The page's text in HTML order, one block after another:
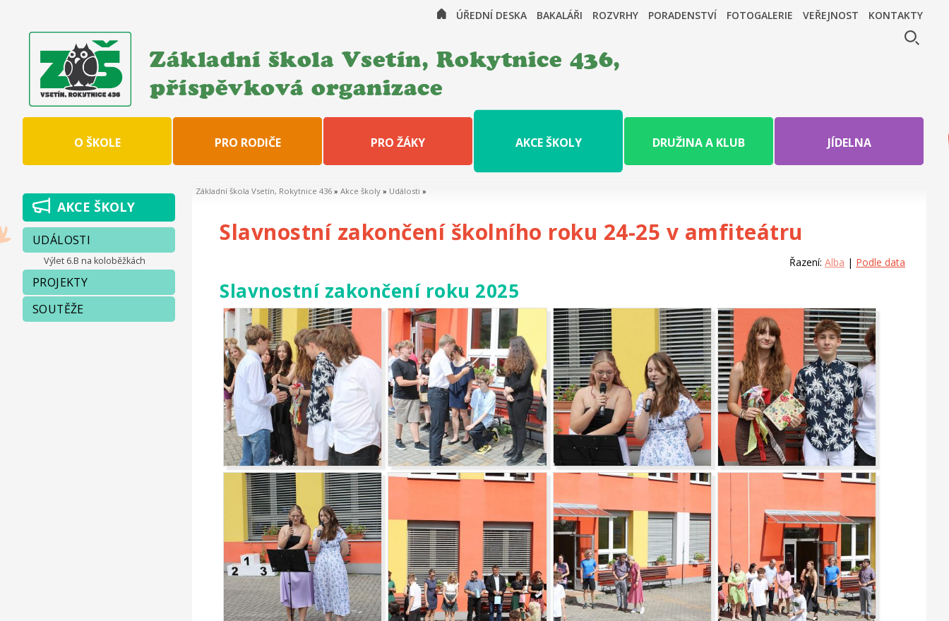
ÚŘEDNÍ DESKA BAKALÁŘI ROZVRHY PORADENSTVÍ FOTOGALERIE VEŘEJNOST KONTAKTY
Základní škola Vsetín, Rokytnice 436,
příspěvková organizace
O ŠKOLE PRO RODIČE PRO ŽÁKY AKCE ŠKOLY DRUŽINA A KLUB JÍDELNA
Základní škola Vsetín, Rokytnice 436 » Akce školy » Události »
Slavnostní zakončení školního roku 24-25 v amfiteátru
Řazení: Alba | Podle data
Slavnostní zakončení roku 2025
AKCE ŠKOLY
UDÁLOSTI
Výlet 6.B na koloběžkách
PROJEKTY
SOUTĚŽE